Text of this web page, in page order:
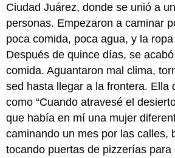
Ciudad Juárez, donde se unió a
personas. Empezaron a caminar
poca comida, poca agua, y la
Después de quince días, se
comida. Aguantaron mal clima,
sed hasta llegar a la frontera. Ella
como “Cuando atravesé el
que había en mí una mujer
caminando un mes por las calles,
tocando puertas de pizzerías para